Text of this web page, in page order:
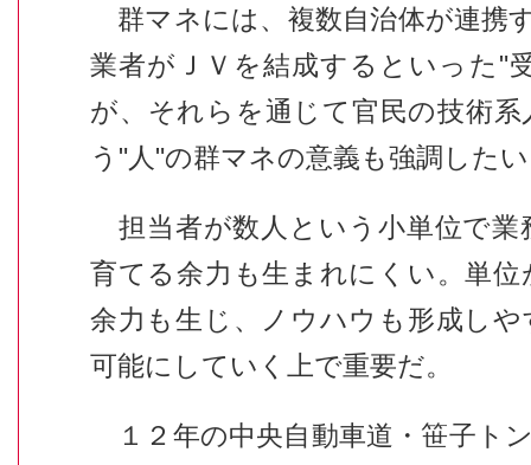
群マネには、複数自治体が連携
業者がＪＶを結成するといった"
が、それらを通じて官民の技術
う"人"の群マネの意義も強調した
担当者が数人という小単位で業
育てる余力も生まれにくい。単
余力も生じ、ノウハウも形成し
可能にしていく上で重要だ。
１２年の中央自動車道・笹子ト